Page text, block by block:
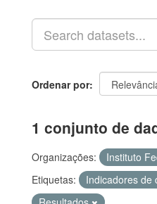
Ordenar por
1 conjunto de
Organizações:
Instituto
Etiquetas:
Indicadores de